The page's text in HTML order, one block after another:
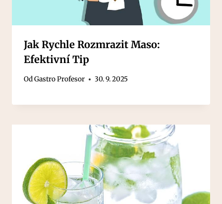
Jak Rychle Rozmrazit Maso:
Efektivní Tip
OdGastro Profesor 30. 9. 2025